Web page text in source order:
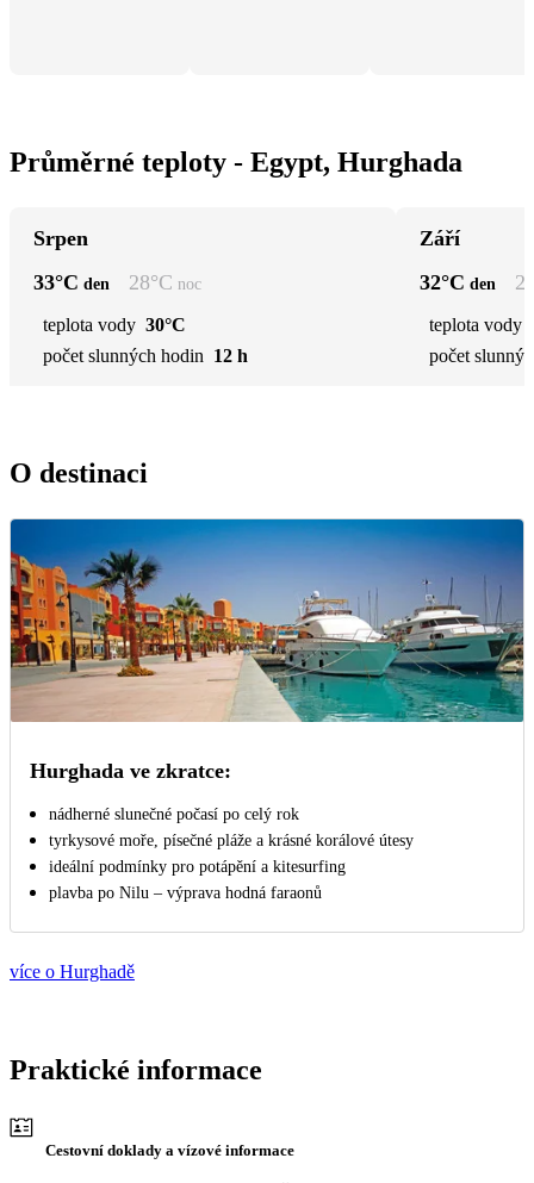
Průměrné teploty - Egypt, Hurghada
Srpen
33°C den 28°C noc
teplota vody 30°C
počet slunných hodin 12 h
Září
32°C den
teplota vody
počet
O destinaci
Hurghada ve zkratce:
nádherné slunečné počasí po celý rok
tyrkysové moře, písečné pláže a krásné korálové útesy
ideální podmínky pro potápění a kitesurfing
plavba po Nilu – výprava hodná faraonů
více o Hurghadě
Praktické informace
Cestovní doklady a vízové informace